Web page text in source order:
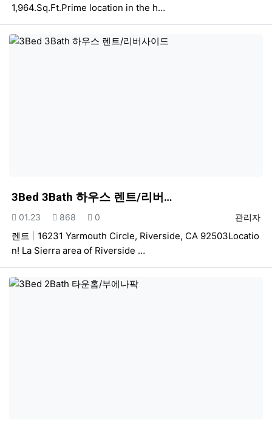
1,964.Sq.Ft.Prime location in the h…
3Bed 3Bath 하우스 렌트/리버…
등록자
관리자
등록일
01.23 조회
868 추천
0
렌트
16231 Yarmouth Circle, Riverside, CA 92503Locatio
n! La Sierra area of Riverside …